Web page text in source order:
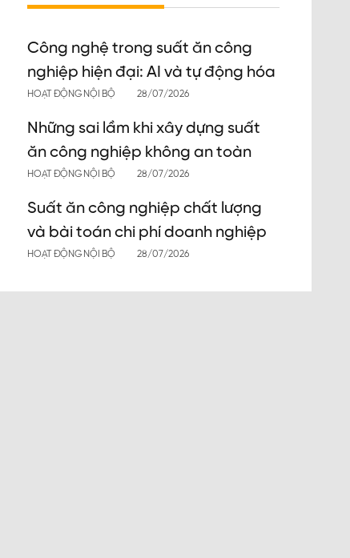
Công nghệ trong suất ăn công
nghiệp hiện đại: AI và tự động hóa
HOẠT ĐỘNG NỘI BỘ 28/07/2026
Những sai lầm khi xây dựng suất
ăn công nghiệp không an toàn
HOẠT ĐỘNG NỘI BỘ 28/07/2026
Suất ăn công nghiệp chất lượng
và bài toán chi phí doanh nghiệp
HOẠT ĐỘNG NỘI BỘ 28/07/2026